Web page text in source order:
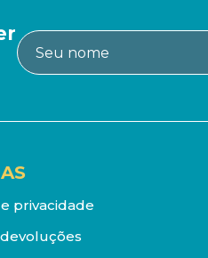
privacidade